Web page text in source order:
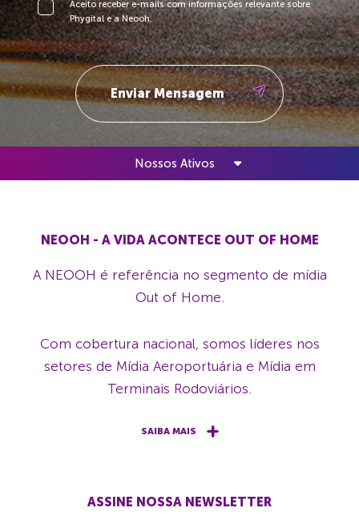
Aceito receber e-mails com informações relevante sobre
Phygital e a Neooh.
Nossos Ativos
NEOOH - A VIDA ACONTECE OUT OF HOME
A NEOOH é referência no segmento de mídia
Out of Home.
Com cobertura nacional, somos líderes nos
setores de Mídia Aeroportuária e Mídia em
Terminais Rodoviários.
SAIBA MAIS
ASSINE NOSSA NEWSLETTER